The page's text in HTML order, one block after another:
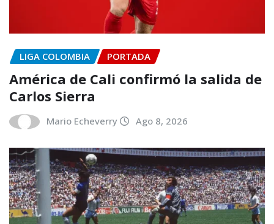
LIGA COLOMBIA PORTADA
América de Cali confirmó la salida de
Carlos Sierra
Mario Echeverry Ago 8, 2026